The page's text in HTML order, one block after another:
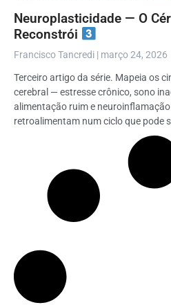
Neuroplasticidade — O
Reconstrói
Francisco Tancredi março 24, 2026
Terceiro artigo da série. Mapeia os
cerebral — estresse crônico, sono
alimentação ruim e
retroalimentam num ciclo que pode